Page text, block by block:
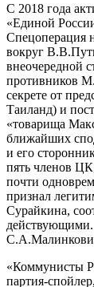
С 2018 года
«Единой
Спецоперация
вокруг
внеочередной
противников
секрете от
Таиланд) и
«товарища
ближайших
и его
пять членов
почти
признал
Сурайкина,
действующими.
«Коммунисты
партия-